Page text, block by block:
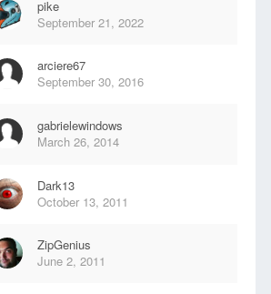
pike
September 21, 2022
arciere67
September 30, 2016
gabrielewindows
March 26, 2014
Dark13
October 13, 2011
ZipGenius
June 2, 2011